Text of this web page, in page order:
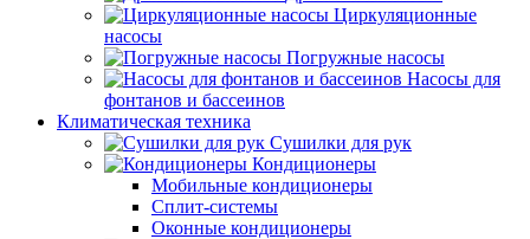
Циркуляционные
насосы
Погружные насосы
Насосы для
фонтанов и бассеинов
Климатическая техника
Сушилки для рук
Кондиционеры
Мобильные кондиционеры
Сплит-системы
Оконные кондиционеры